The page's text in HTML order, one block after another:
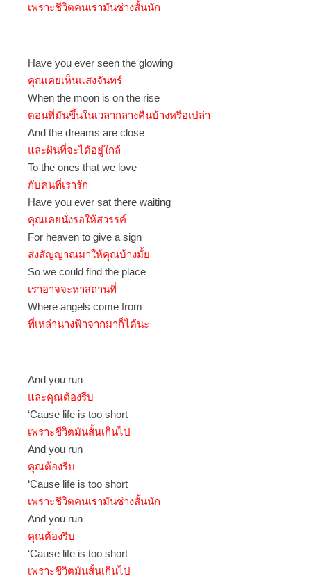
เพราะชีวิตคนเรามันช่างสั้นนัก
Have you ever seen the glowing
คุณเคยเห็นแสงจันทร์
When the moon is on the rise
ตอนที่มันขึ้นในเวลากลางคืนบ้างหรือเปล่า
And the dreams are close
และฝันที่จะได้อยู่ใกล้
To the ones that we love
กับคนที่เรารัก
Have you ever sat there waiting
คุณเคยนั่งรอให้สวรรค์
For heaven to give a sign
ส่งสัญญาณมาให้คุณบ้างมั้ย
So we could find the place
เราอาจจะหาสถานที่
Where angels come from
ที่เหล่านางฟ้าจากมาก็ได้นะ
And you run
และคุณต้องรีบ
‘Cause life is too short
เพราะชีวิตมันสั้นเกินไป
And you run
คุณต้องรีบ
‘Cause life is too short
เพราะชีวิตคนเรามันช่างสั้นนัก
And you run
คุณต้องรีบ
‘Cause life is too short
เพราะชีวิตมันสั้นเกินไป